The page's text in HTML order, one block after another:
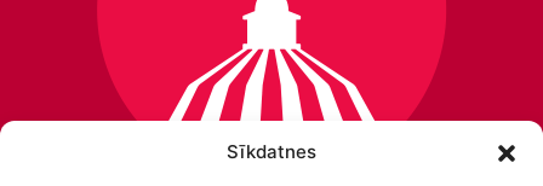
Sīkdatnes